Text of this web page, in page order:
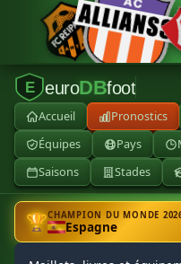
E euroDBfoot
Accueil Pronostics
Équipes
Pays
Saisons
Stades
🏆CHAMPION DU MONDE
Espagne